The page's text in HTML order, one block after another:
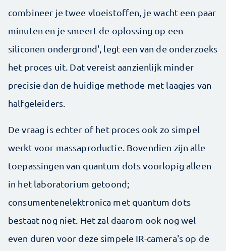
combineer je twee vloeistoffen, je wacht een paar
minuten en je smeert de oplossing op een
siliconen ondergrond', legt een van de onderzoeks
het proces uit. Dat vereist aanzienlijk minder
precisie dan de huidige methode met laagjes van
halfgeleiders.
De vraag is echter of het proces ook zo simpel
werkt voor massaproductie. Bovendien zijn alle
toepassingen van quantum dots voorlopig alleen
in het laboratorium getoond;
consumentenelektronica met quantum dots
bestaat nog niet. Het zal daarom ook nog wel
even duren voor deze simpele IR-camera's op de